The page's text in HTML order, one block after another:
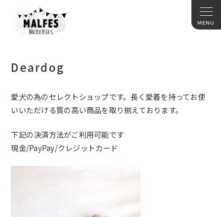
Deardog
愛犬の為のセレクトショップです。長く愛着を持ってお使
いいただける質の高い商品を取り揃えております。
下記の決済方法がご利用可能です
現金/PayPay/クレジットカード